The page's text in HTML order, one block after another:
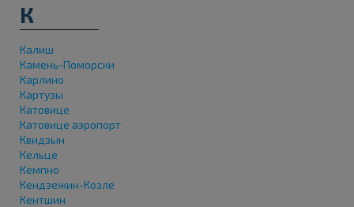
К
Калиш
Камень-Поморски
Карлино
Картузы
Катовице
Катовице аэропорт
Квидзын
Кельце
Кемпно
Кендзежин-Козле
Кентшин